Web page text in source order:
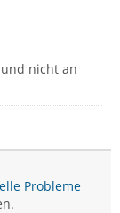
nicht an
Probleme